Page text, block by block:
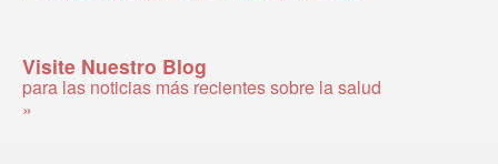
Visite Nuestro Blog
para las noticias más recientes sobre la salud
»